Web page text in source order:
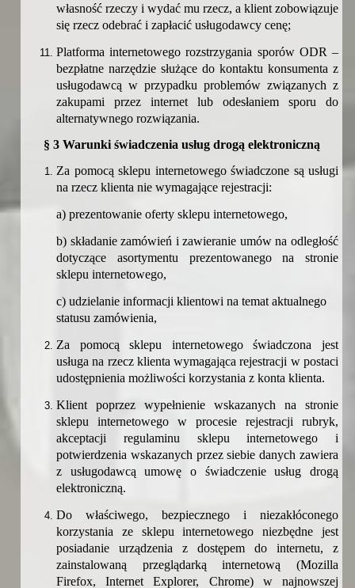
własność rzeczy i wydać mu rzecz, a klient zobowiązuje
się rzecz odebrać i zapłacić usługodawcy cenę;
Platforma internetowego rozstrzygania sporów ODR –
bezpłatne narzędzie służące do kontaktu konsumenta z
usługodawcą w przypadku problemów związanych z
zakupami przez internet lub odesłaniem sporu do
alternatywnego rozwiązania.
§ 3 Warunki świadczenia usług drogą elektroniczną
Za pomocą sklepu internetowego świadczone są usługi
na rzecz klienta nie wymagające rejestracji:
a) prezentowanie oferty sklepu internetowego,
b) składanie zamówień i zawieranie umów na odległość
dotyczące asortymentu prezentowanego na stronie
sklepu internetowego,
c) udzielanie informacji klientowi na temat aktualnego
statusu zamówienia,
Za pomocą sklepu internetowego świadczona jest
usługa na rzecz klienta wymagająca rejestracji w postaci
udostępnienia możliwości korzystania z konta klienta.
Klient poprzez wypełnienie wskazanych na stronie
sklepu internetowego w procesie rejestracji rubryk,
akceptacji regulaminu sklepu internetowego i
potwierdzenia wskazanych przez siebie danych zawiera
z usługodawcą umowę o świadczenie usług drogą
elektroniczną.
Do właściwego, bezpiecznego i niezakłóconego
korzystania ze sklepu internetowego niezbędne jest
posiadanie urządzenia z dostępem do internetu, z
zainstalowaną przeglądarką internetową (Mozilla
Firefox, Internet Explorer, Chrome) w najnowszej